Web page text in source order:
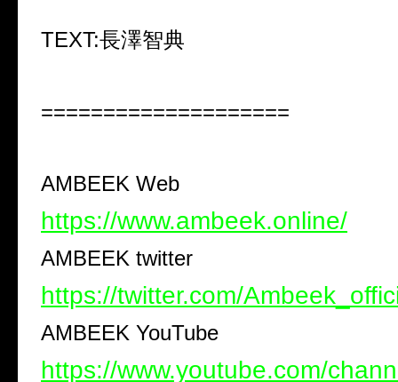
TEXT:長澤智典
====================
AMBEEK Web
https://www.ambeek.online/
AMBEEK twitter
https://twitter.com/
AMBEEK YouTube
https://www.youtube.com/